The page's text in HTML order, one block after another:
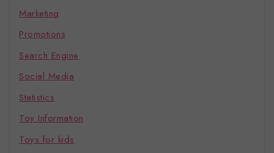
Marketing
Promotions
Search Engine
Social Media
Statistics
Toy Information
Toys for kids